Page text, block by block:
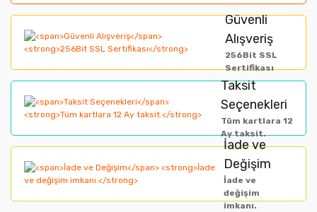
Ürün resmi kalitesiz, bozuk veya görüntülenemiyor.
Ürün açıklamasında eksik bilgiler bulunuyor.
Bu ürüne benzer farklı alternatifler olmalı.
Güvenli
Alışveriş
256Bit SSL
Sertifikası
Taksit
Seçenekleri
Tüm kartlara 12
Ay taksit.
İade ve
Değişim
İade ve
değişim
imkanı.